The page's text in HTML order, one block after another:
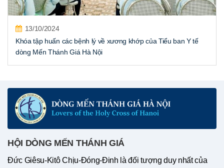
13/10/2024
Khóa tập huấn các bệnh lý về xương khớp của Tiểu ban Y tế
dòng Mến Thánh Giá Hà Nội
HỘI DÒNG MẾN THÁNH GIÁ
Đức Giêsu-Kitô Chịu-Đóng-Đinh là đối tượng duy nhất của